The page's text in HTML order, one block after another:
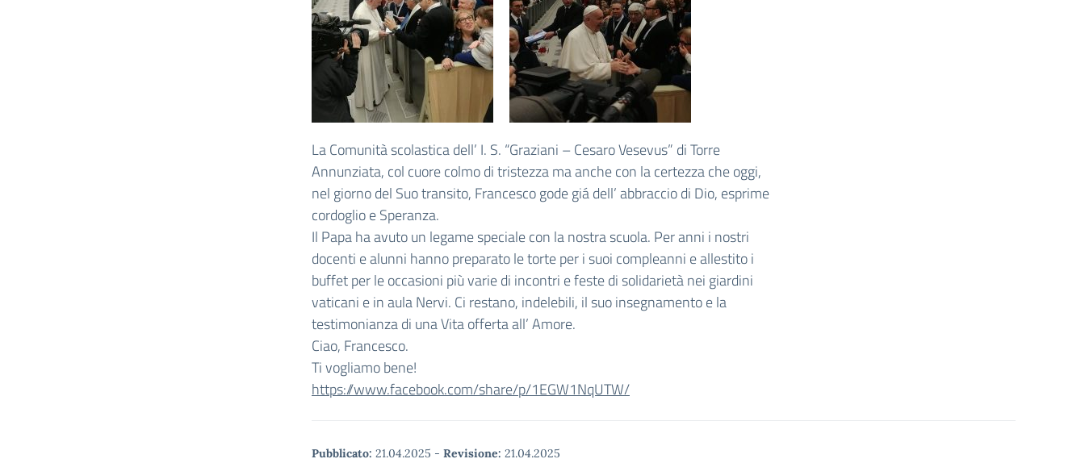
La Comunità scolastica dell’ I. S. “Graziani – Cesaro Vesevus” di Torre
Annunziata, col cuore colmo di tristezza ma anche con la certezza che oggi,
nel giorno del Suo transito, Francesco gode giá dell’ abbraccio di Dio, esprime
cordoglio e Speranza.
Il Papa ha avuto un legame speciale con la nostra scuola. Per anni i nostri
docenti e alunni hanno preparato le torte per i suoi compleanni e allestito i
buffet per le occasioni più varie di incontri e feste di solidarietà nei giardini
vaticani e in aula Nervi. Ci restano, indelebili, il suo insegnamento e la
testimonianza di una Vita offerta all’ Amore.
Ciao, Francesco.
Ti vogliamo bene!
https://www.facebook.com/share/p/1EGW1NqUTW/
Pubblicato: 21.04.2025 - Revisione: 21.04.2025